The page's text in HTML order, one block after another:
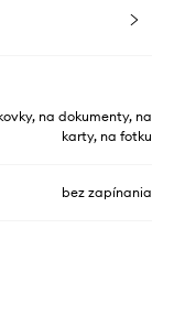
na dokumenty, na
karty, na fotku
bez zapínania